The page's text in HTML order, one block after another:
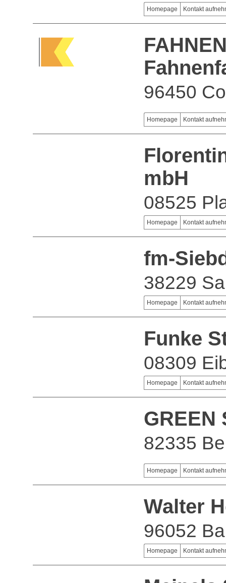
Homepage Kontakt
96450
Homepage Kontakt
mbH
08525
Homepage Kontakt
fm-
38229
Homepage Kontakt
Funke
08309
Homepage Kontakt
GREEN
82335
Homepage Kontakt
Walter
96052
Homepage Kontakt